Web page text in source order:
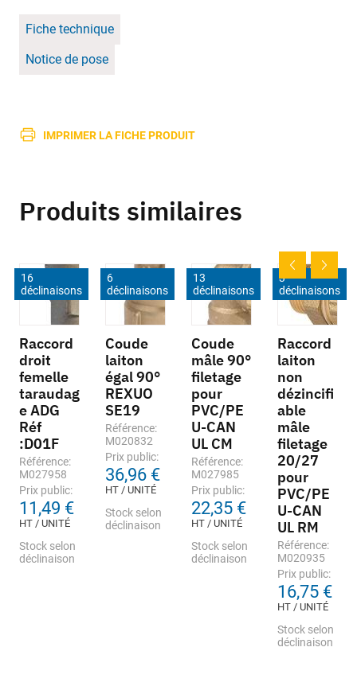
Fiche technique
Notice de pose
IMPRIMER LA FICHE PRODUIT
Produits similaires
16
déclinaisons
Raccord
droit
femelle
taraudag
e ADG
Réf
:D01F
Référence:
M027958
Prix public:
11,49 €
HT / UNITÉ
Stock selon
déclinaison
6
déclinaisons
Coude
laiton
égal 90°
REXUO
SE19
Référence:
M020832
Prix public:
36,96 €
HT / UNITÉ
Stock selon
déclinaison
13
déclinaisons
Coude
mâle 90°
filetage
pour
PVC/PE
U-CAN
UL CM
Référence:
M027985
Prix public:
22,35 €
HT / UNITÉ
Stock selon
déclinaison
3
déclinaisons
Raccord
laiton
non
dézincifi
able
mâle
filetage
20/27
pour
PVC/PE
U-CAN
UL RM
Référence:
M020935
Prix public:
16,75 €
HT / UNITÉ
Stock selon
déclinaison